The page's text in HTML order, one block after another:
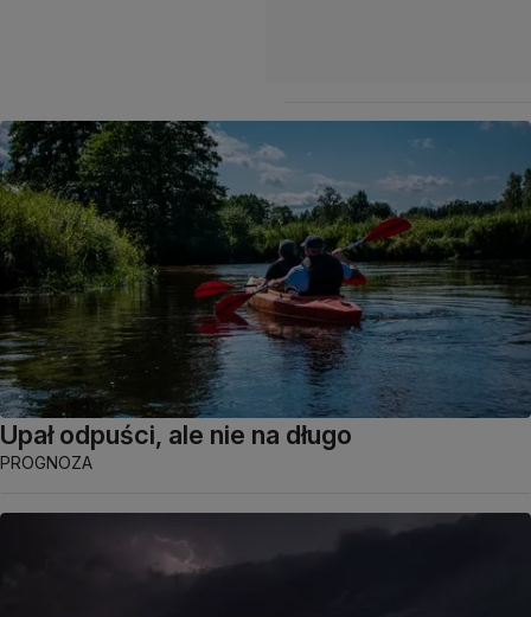
Upał odpuści, ale nie na długo
PROGNOZA